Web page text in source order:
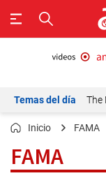
Temas del día The
Inicio FAMA
FAMA